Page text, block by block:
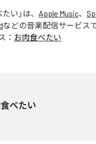
たい 」は、 Apple Music、
などの音楽配信サービス
： お肉食べたい
べたい